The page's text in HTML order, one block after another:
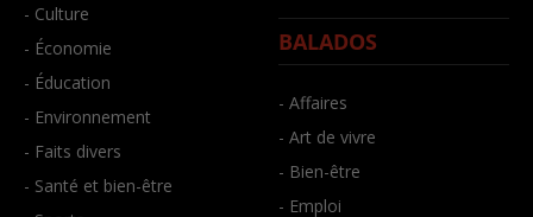
- Culture
- Économie
- Éducation
- Environnement
- Faits divers
- Santé et bien-être
BALADOS
- Affaires
- Art de vivre
- Bien-être
- Emploi